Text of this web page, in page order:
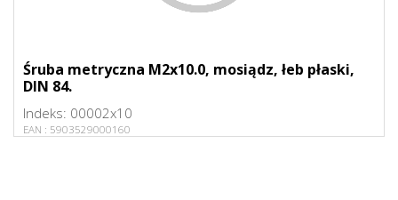
Śruba metryczna M2x10.0, mosiądz, łeb płaski,
DIN 84.
Indeks: 00002x10
EAN : 5903529000160